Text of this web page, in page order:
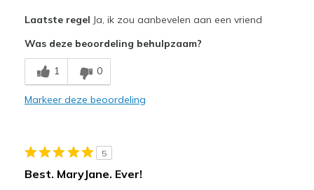
Breathe Well
Comfortable
Minpunten
Laatste regel Ja, ik zou aanbevelen aan een vriend
Was deze beoordeling behulpzaam?
1 0
Markeer deze beoordeling
5
Best. MaryJane. Ever!